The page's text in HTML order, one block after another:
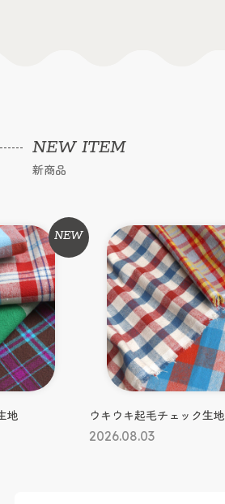
NEW ITEM
新商品
NEW
地
ウキウキ起毛チェック生地
2026.08.03